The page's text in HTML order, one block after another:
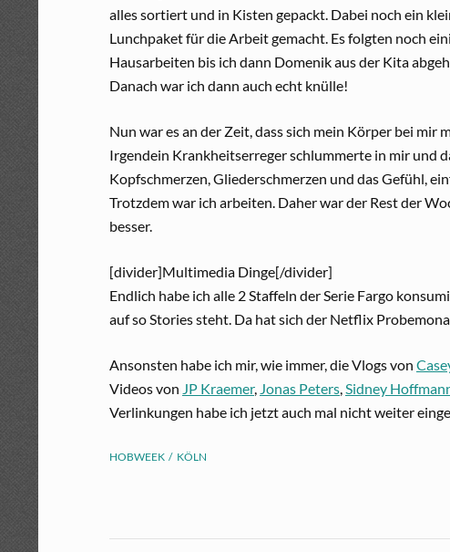
alles sortiert und in Kisten gepackt. Dabei noch ein
Lunchpaket für die Arbeit gemacht. Es folgten noch
Hausarbeiten bis ich dann Domenik aus der Kita
Danach war ich dann auch echt knülle!
Nun war es an der Zeit, dass sich mein Körper bei mir
Irgendein Krankheitserreger schlummerte in mir und
Kopfschmerzen, Gliederschmerzen und das Gefühl,
Trotzdem war ich arbeiten. Daher war der Rest der
besser.
[divider]Multimedia Dinge[/divider]
Endlich habe ich alle 2 Staffeln der Serie Fargo
auf so Stories steht. Da hat sich der Netflix
Ansonsten habe ich mir, wie immer, die Vlogs von
Videos von JP Kraemer, Jonas Peters Sidney
Verlinkungen habe ich jetzt auch mal nicht weiter
HOBWEEK KÖLN